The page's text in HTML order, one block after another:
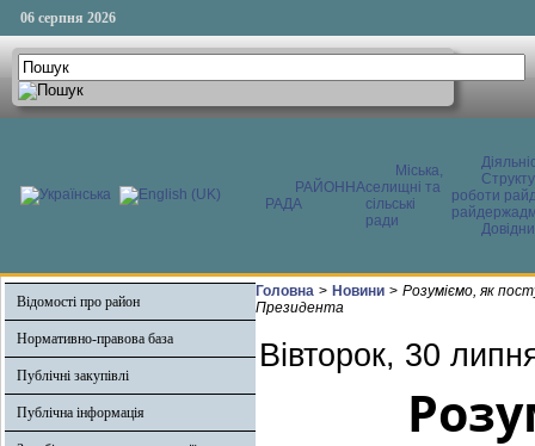
06 серпня 2026
РАЙОННА
РАДА
Міська,
селищні та
сільські
ради
роботи
Відомості про район
Нормативно-правова база
Публічні закупівлі
Публічна інформація
Головна > Новини > Розуміємо, як
Президента
Вівторок, 30